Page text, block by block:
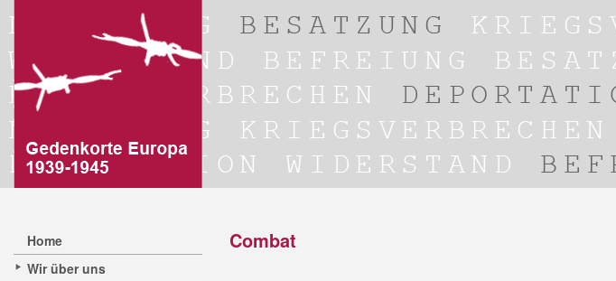
Home
Wir über uns
Combat